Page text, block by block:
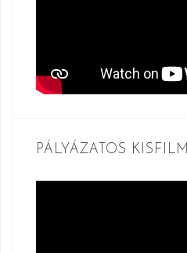
PÁLYÁZATOS KISFILM